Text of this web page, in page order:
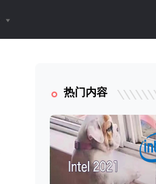
热门内容